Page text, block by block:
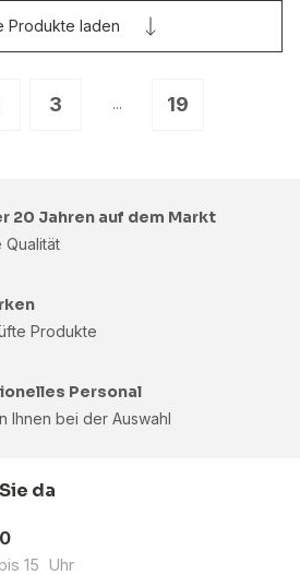
3 ... 19
Produkte laden
20 Jahren auf dem Markt
Qualität
Produkte
Personal
Ihnen bei der Auswahl
da
15 Uhr